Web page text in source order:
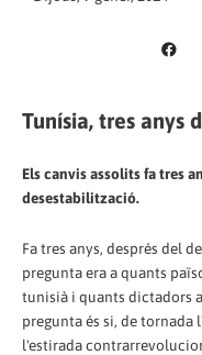
Tunísia, tres anys
Els canvis assolits fa tres
desestabilització.
Fa tres anys, després del
pregunta era a quants
tunisià i quants dictadors
pregunta és si, de tornada
l'estirada